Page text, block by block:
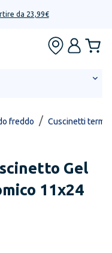
da 23,99€
freddo / Cuscinetti termici
Gel
11x24